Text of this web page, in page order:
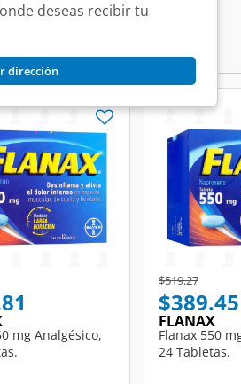
deseas recibir tu
dirección
from
mg Analgésico,
Price reduced
$519.27to
$389.45
FLANAX
Flanax 550
24 Tabletas.